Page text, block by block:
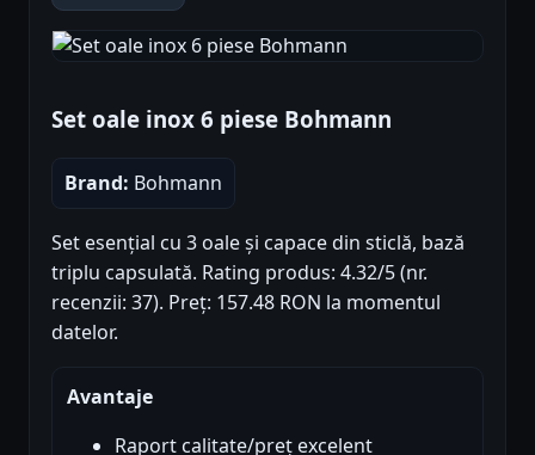
Set oale inox 6 piese Bohmann
Brand: Bohmann
Set esențial cu 3 oale și capace din sticlă, bază
triplu capsulată. Rating produs: 4.32/5 (nr.
recenzii: 37). Preț: 157.48 RON la momentul
datelor.
Avantaje
Raport calitate/preț excelent